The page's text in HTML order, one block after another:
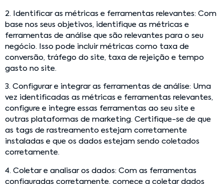
2. Identificar as métricas e ferramentas relevantes: Com
base nos seus objetivos, identifique as métricas e
ferramentas de análise que são relevantes para o seu
negócio. Isso pode incluir métricas como taxa de
conversão, tráfego do site, taxa de rejeição e tempo
gasto no site.
3. Configurar e integrar as ferramentas de análise: Uma
vez identificadas as métricas e ferramentas relevantes,
configure e integre essas ferramentas ao seu site e
outras plataformas de marketing. Certifique-se de que
as tags de rastreamento estejam corretamente
instaladas e que os dados estejam sendo coletados
corretamente.
4. Coletar e analisar os dados: Com as ferramentas
configuradas corretamente, comece a coletar dados